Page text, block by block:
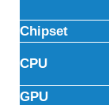
Chipset
CPU
GPU